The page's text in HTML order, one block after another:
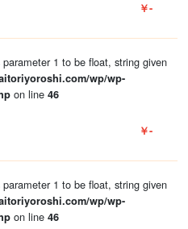
￥-
1 to be float, string given
wp/wp-
on line 46
￥-
1 to be float, string given
wp/wp-
on line 46